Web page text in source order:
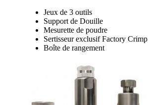
Jeux de 3 outils
Support de Douille
Mesurette de poudre
Sertisseur exclusif Factory Crimp
Boîte de rangement